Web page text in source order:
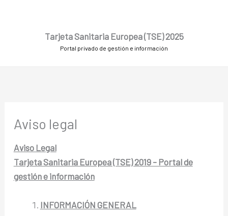
Tarjeta Sanitaria Europea (TSE) 2025
Portal privado de gestión e información
Aviso legal
Aviso Legal
Tarjeta Sanitaria Europea (TSE) 2019 – Portal de
gestión e información
INFORMACIÓN GENERAL